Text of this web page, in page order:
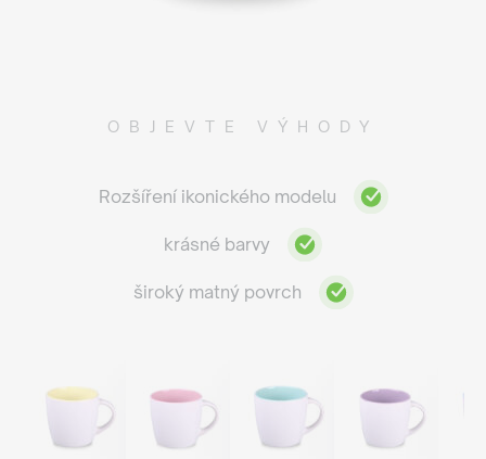
OBJEVTE VÝHODY
Rozšíření ikonického modelu
krásné barvy
široký matný povrch